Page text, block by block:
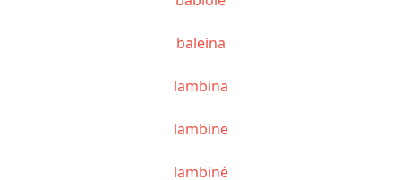
baleina
lambina
lambine
lambiné